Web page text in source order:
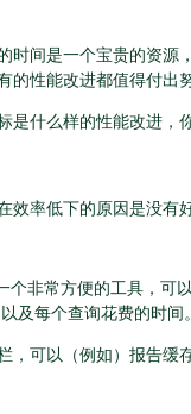
时间是一个宝贵的资源
的性能改进都值得付出努
是什么样的性能改进
效率低下的原因是没有
个非常方便的工具，可
及每个查询花费的时间。
，可以（例如）报告缓